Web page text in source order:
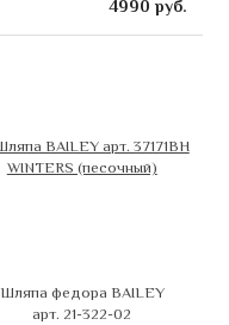
4990 руб.
Шляпа федора BAILEY
арт. 21-322-02